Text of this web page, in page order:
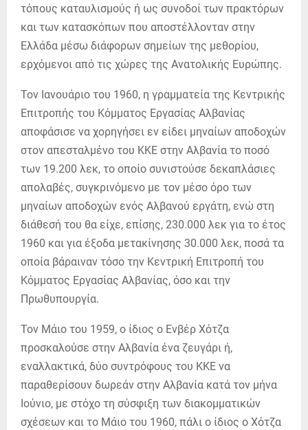
τόπους καταυλισμούς ή ως συνοδοί των πρακτόρων
και των κατασκόπων που αποστέλλονταν στην
Ελλάδα μέσω διάφορων σημείων της μεθορίου,
ερχόμενοι από τις χώρες της Ανατολικής Ευρώπης.
Τον Ιανουάριο του 1960, η γραμματεία της Κεντρικής
Επιτροπής του Κόμματος Εργασίας Αλβανίας
αποφάσισε να χορηγήσει εν είδει μηναίων αποδοχών
στον απεσταλμένο του ΚΚΕ στην Αλβανία το ποσό
των 19.200 λεκ, το οποίο συνιστούσε δεκαπλάσιες
απολαβές, συγκρινόμενο με τον μέσο όρο των
μηναίων αποδοχών ενός Αλβανού εργάτη, ενώ στη
διάθεσή του θα είχε, επίσης, 230.000 λεκ για το έτος
1960 και για έξοδα μετακίνησης 30.000 λεκ, ποσά τα
οποία βάραιναν τόσο την Κεντρική Επιτροπή του
Κόμματος Εργασίας Αλβανίας, όσο και την
Πρωθυπουργία.
Τον Μάιο του 1959, ο ίδιος ο Ενβέρ Χότζα
προσκαλούσε στην Αλβανία ένα ζευγάρι ή,
εναλλακτικά, δύο συντρόφους του ΚΚΕ να
παραθερίσουν δωρεάν στην Αλβανία κατά τον μήνα
Ιούνιο, με στόχο τη σύσφιξη των διακομματικών
σχέσεων και το Μάιο του 1960, πάλι ο ίδιος ο Χότζα